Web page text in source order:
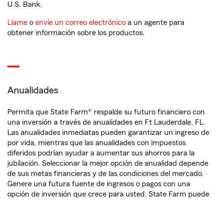
U.S. Bank.
Llame o envíe un correo electrónico a un agente para
obtener información sobre los productos.
Anualidades
Permita que State Farm® respalde su futuro financiero con
una inversión a través de anualidades en Ft Lauderdale, FL.
Las anualidades inmediatas pueden garantizar un ingreso de
por vida, mientras que las anualidades con impuestos
diferidos podrían ayudar a aumentar sus ahorros para la
jubilación. Seleccionar la mejor opción de anualidad depende
de sus metas financieras y de las condiciones del mercado.
Genere una futura fuente de ingresos o pagos con una
opción de inversión que crece para usted. State Farm puede